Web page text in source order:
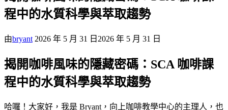
程中的水質科學與萃取趨勢
由bryant 2026 年 5 月 31 日 2026 年 5 月 31 日
揭開咖啡風味的隱藏密碼：SCA 咖啡課
程中的水質科學與萃取趨勢
哈囉！大家好，我是 Bryant，向上咖啡教學中心的主理人，也